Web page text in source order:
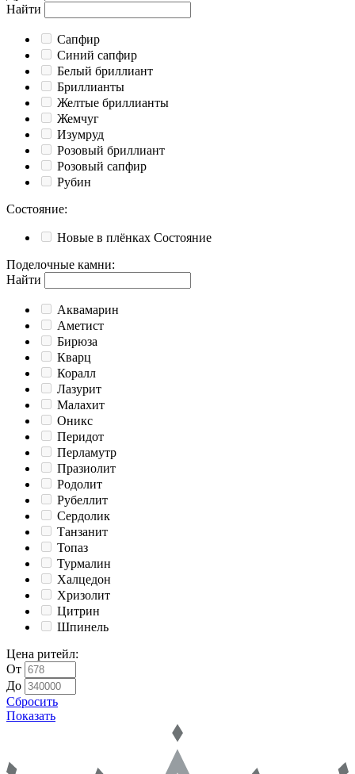
Найти
Cапфир
Cиний сапфир
Белый бриллиант
Бриллианты
Желтые бриллианты
Жемчуг
Изумруд
Розовый бриллиант
Розовый сапфир
Рубин
Состояние:
Новые в плёнках Состояние
Поделочные камни:
Найти
Аквамарин
Аметист
Бирюза
Кварц
Коралл
Лазурит
Малахит
Оникс
Перидот
Перламутр
Празиолит
Родолит
Рубеллит
Сердолик
Танзанит
Топаз
Турмалин
Халцедон
Хризолит
Цитрин
Шпинель
Цена ритейл:
От
До
Сбросить
Показать